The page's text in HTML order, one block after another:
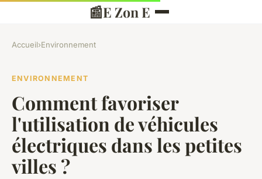
📰E Zon E
Accueil›Environnement
ENVIRONNEMENT
Comment favoriser
l'utilisation de véhicules
électriques dans les petites
villes ?